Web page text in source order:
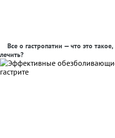
Все о гастропатии — что это
лечить?